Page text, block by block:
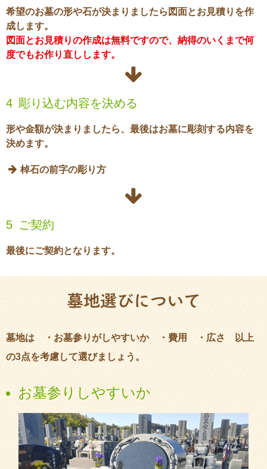
希望のお墓の形や石が決まりましたら図面とお見積りを作
成します。
図面とお見積りの作成は無料ですので、納得のいくまで何
度でもお作り直しします。

4 彫り込む内容を決める
形や金額が決まりましたら、最後はお墓に彫刻する内容を
決めます。
 棹石の前字の彫り方

5 ご契約
最後にご契約となります。
墓地選びについて
墓地は ・お墓参りがしやすいか ・費用 ・広さ 以上
の3点を考慮して選びましょう。
お墓参りしやすいか